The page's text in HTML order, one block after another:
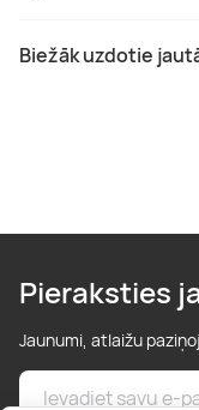
Biežāk uzdotie
Pieraksties
Jaunumi, atlaižu